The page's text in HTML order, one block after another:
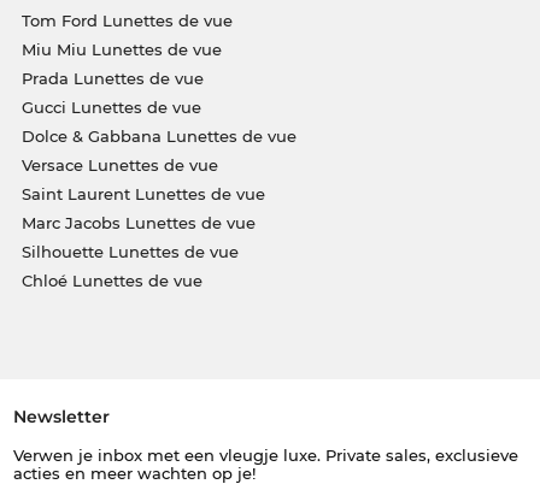
Tom Ford Lunettes de vue
Miu Miu Lunettes de vue
Prada Lunettes de vue
Gucci Lunettes de vue
Dolce & Gabbana Lunettes de vue
Versace Lunettes de vue
Saint Laurent Lunettes de vue
Marc Jacobs Lunettes de vue
Silhouette Lunettes de vue
Chloé Lunettes de vue
Newsletter
Verwen je inbox met een vleugje luxe. Private sales, exclusieve
acties en meer wachten op je!